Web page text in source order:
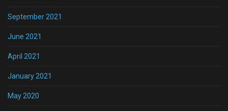
September 2021
June 2021
April 2021
January 2021
May 2020